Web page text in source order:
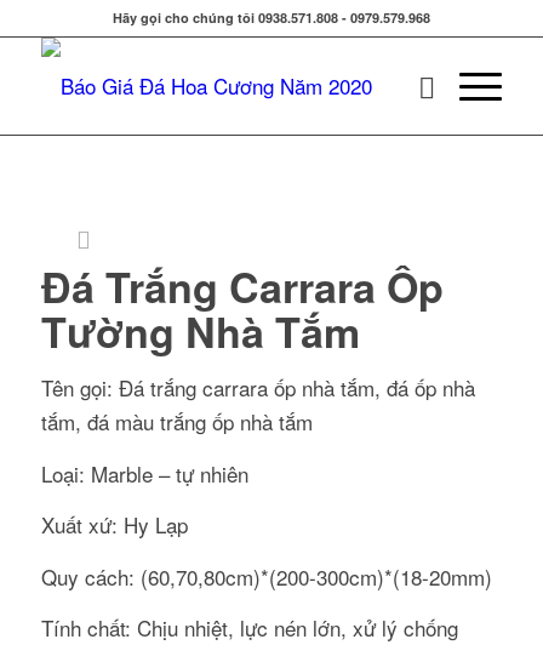
Hãy gọi cho chúng tôi 0938.571.808 - 0979.579.968
Đá Trắng Carrara Ốp
Tường Nhà Tắm
Tên gọi: Đá trắng carrara ốp nhà tắm, đá ốp nhà
tắm, đá màu trắng ốp nhà tắm
Loại: Marble – tự nhiên
Xuất xứ: Hy Lạp
Quy cách: (60,70,80cm)*(200-300cm)*(18-20mm)
Tính chất: Chịu nhiệt, lực nén lớn, xử lý chống